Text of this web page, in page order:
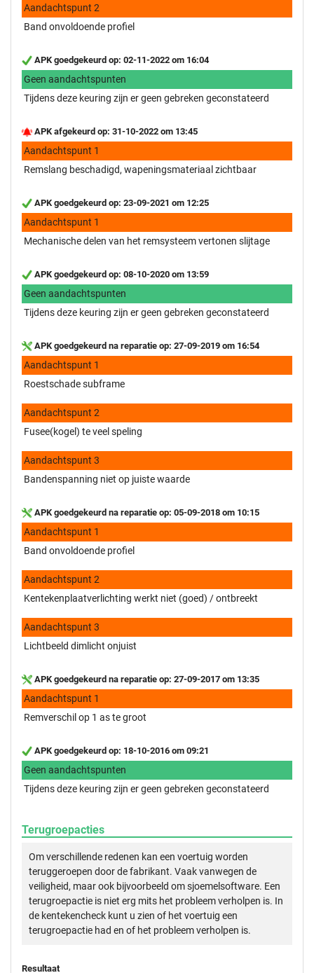
Aandachtspunt 2
Band onvoldoende profiel
APK goedgekeurd op: 02-11-2022 om 16:04
Geen aandachtspunten
Tijdens deze keuring zijn er geen gebreken geconstateerd
APK afgekeurd op: 31-10-2022 om 13:45
Aandachtspunt 1
Remslang beschadigd, wapeningsmateriaal zichtbaar
APK goedgekeurd op: 23-09-2021 om 12:25
Aandachtspunt 1
Mechanische delen van het remsysteem vertonen slijtage
APK goedgekeurd op: 08-10-2020 om 13:59
Geen aandachtspunten
Tijdens deze keuring zijn er geen gebreken geconstateerd
APK goedgekeurd na reparatie op: 27-09-2019 om 16:54
Aandachtspunt 1
Roestschade subframe
Aandachtspunt 2
Fusee(kogel) te veel speling
Aandachtspunt 3
Bandenspanning niet op juiste waarde
APK goedgekeurd na reparatie op: 05-09-2018 om 10:15
Aandachtspunt 1
Band onvoldoende profiel
Aandachtspunt 2
Kentekenplaatverlichting werkt niet (goed) / ontbreekt
Aandachtspunt 3
Lichtbeeld dimlicht onjuist
APK goedgekeurd na reparatie op: 27-09-2017 om 13:35
Aandachtspunt 1
Remverschil op 1 as te groot
APK goedgekeurd op: 18-10-2016 om 09:21
Geen aandachtspunten
Tijdens deze keuring zijn er geen gebreken geconstateerd
Terugroepacties
Om verschillende redenen kan een voertuig worden
teruggeroepen door de fabrikant. Vaak vanwegen de
veiligheid, maar ook bijvoorbeeld om sjoemelsoftware. Een
terugroepactie is niet erg mits het probleem verholpen is. In
de kentekencheck kunt u zien of het voertuig een
terugroepactie had en of het probleem verholpen is.
Resultaat